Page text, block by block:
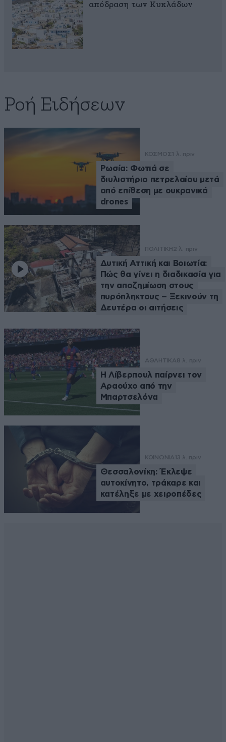
απόδραση των Κυκλάδων
Ροή Ειδήσεων
ΚΟΣΜΟΣ 1 λ. πριν
Ρωσία: Φωτιά σε
διυλιστήριο πετρελαίου μετά
από επίθεση με ουκρανικά
drones
ΠΟΛΙΤΙΚΗ 2 λ. πριν
Δυτική Αττική και Βοιωτία:
Πώς θα γίνει η διαδικασία για
την αποζημίωση στους
πυρόπληκτους – Ξεκινούν τη
Δευτέρα οι αιτήσεις
ΑΘΛΗΤΙΚΑ8 λ. πριν
Η Λίβερπουλ παίρνει τον
Αραούχο από την
Μπαρτσελόνα
ΚΟΙΝΩΝΙΑ 13 λ. πριν
Θεσσαλονίκη: Έκλεψε
αυτοκίνητο, τράκαρε και
κατέληξε με χειροπέδες